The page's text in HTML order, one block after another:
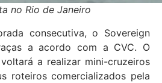
no Rio de Janeiro
consecutiva, o Sovereign
a acordo com a CVC. O
a realizar mini-cruzeiros
roteiros comercializados pela